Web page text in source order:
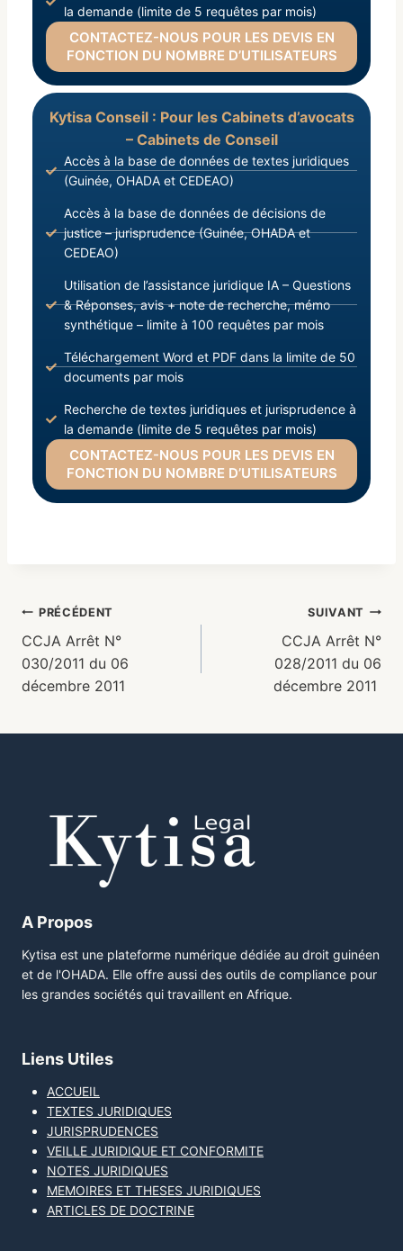
la demande (limite de 5 requêtes par mois)
CONTACTEZ-NOUS POUR LES DEVIS EN
FONCTION DU NOMBRE D’UTILISATEURS
Kytisa Conseil : Pour les Cabinets d’avocats
– Cabinets de Conseil
Accès à la base de données de textes juridiques
(Guinée, OHADA et CEDEAO)
Accès à la base de données de décisions de
justice – jurisprudence (Guinée, OHADA et
CEDEAO)
Utilisation de l’assistance juridique IA – Questions
& Réponses, avis + note de recherche, mémo
synthétique – limite à 100 requêtes par mois
Téléchargement Word et PDF dans la limite de 50
documents par mois
Recherche de textes juridiques et jurisprudence à
la demande (limite de 5 requêtes par mois)
CONTACTEZ-NOUS POUR LES DEVIS EN
FONCTION DU NOMBRE D’UTILISATEURS
PRÉCÉDENT
CCJA Arrêt N°
030/2011 du 06
décembre 2011
SUIVANT
CCJA Arrêt N°
028/2011 du 06
décembre 2011
A Propos
Kytisa est une plateforme numérique dédiée au droit guinéen
et de l'OHADA. Elle offre aussi des outils de compliance pour
les grandes sociétés qui travaillent en Afrique.
Liens Utiles
ACCUEIL
TEXTES JURIDIQUES
JURISPRUDENCES
VEILLE JURIDIQUE ET CONFORMITE
NOTES JURIDIQUES
MEMOIRES ET THESES JURIDIQUES
ARTICLES DE DOCTRINE